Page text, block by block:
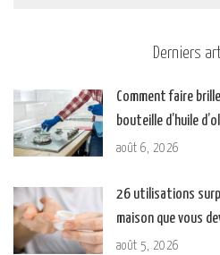
Derniers
Comment faire
bouteille d’huile
août 6, 2026
26 utilisations
maison que vous
août 5, 2026